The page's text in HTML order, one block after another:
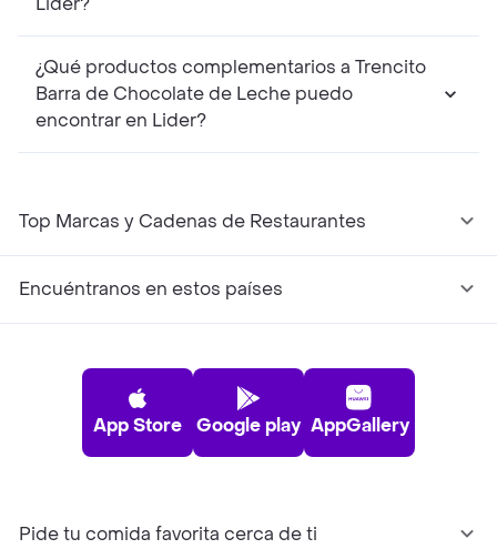
¿Qué productos complementarios a Trencito
Barra de Chocolate de Leche puedo
encontrar en Lider?
Top Marcas y Cadenas de Restaurantes
Encuéntranos en estos países
App Store Google play AppGallery
Pide tu comida favorita cerca de ti